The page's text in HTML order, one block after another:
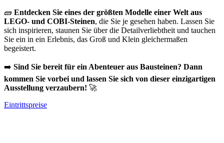
🧱 Entdecken Sie eines der größten Modelle einer Welt aus
LEGO- und COBI-Steinen, die Sie je gesehen haben. Lassen Sie
sich inspirieren, staunen Sie über die Detailverliebtheit und tauchen
Sie ein in ein Erlebnis, das Groß und Klein gleichermaßen
begeistert.
➡️ Sind Sie bereit für ein Abenteuer aus Bausteinen? Dann
kommen Sie vorbei und lassen Sie sich von dieser einzigartigen
Ausstellung verzaubern! 🚀
Eintrittspreise